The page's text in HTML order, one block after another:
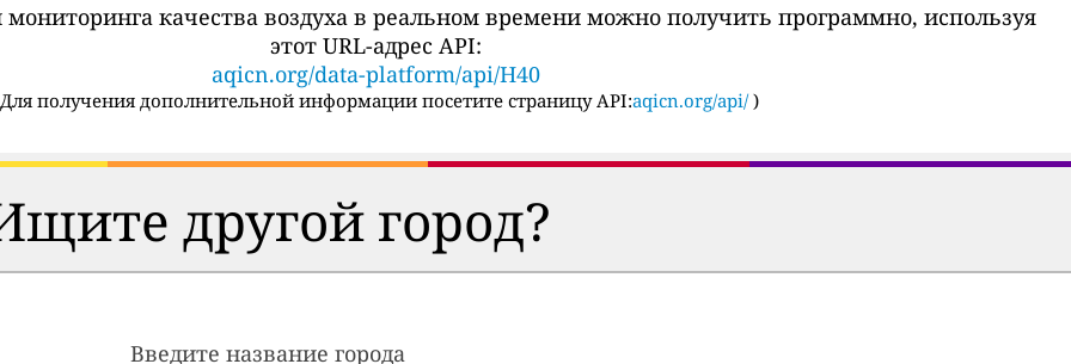
качества воздуха в реальном времени можно получить программно, используя
этот URL-адрес API:
aqicn.org/data-platform/api/H40
Для получения дополнительной информации посетите страницу API:aqicn.org/api/ )
другой город?
Введите название города